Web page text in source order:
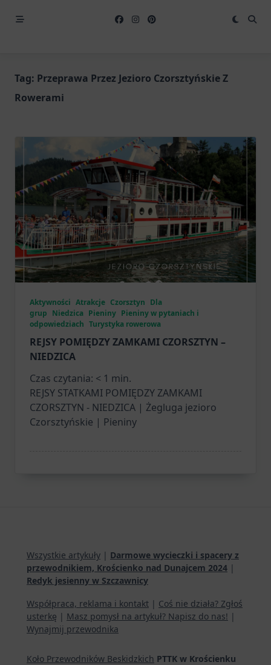
Tag: Przeprawa Przez Jezioro Czorsztyńskie Z
Rowerami
Aktywności Atrakcje Czorsztyn Dla
grup Niedzica Pieniny Pieniny w pytaniach i
odpowiedziach Turystyka rowerowa
REJSY POMIĘDZY ZAMKAMI CZORSZTYN –
NIEDZICA
Czas czytania: < 1 min.
REJSY STATKAMI POMIĘDZY ZAMKAMI
CZORSZTYN - NIEDZICA | Żegluga jezioro
Czorsztyńskie | Pieniny
Wszystkie artykuły | Darmowe wycieczki i spacery z
przewodnikiem, Krościenko nad Dunajcem 2024 |
Redyk jesienny w Szczawnicy
Współpraca, reklama i kontakt | Coś nie działa? Zgłoś
usterkę | Masz pomysł na artykuł? Napisz do nas! |
Wynajmij przewodnika
Koło Przewodników Beskidzkich PTTK w Krościenku